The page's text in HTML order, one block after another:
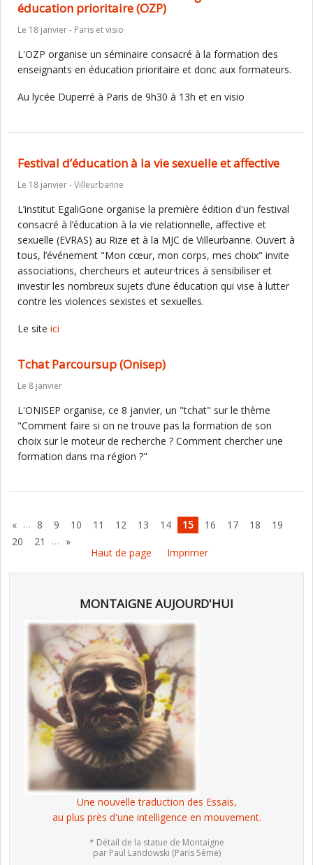
éducation prioritaire (OZP)
Le 18 janvier - Paris et visio
L'OZP organise un séminaire consacré à la formation des
enseignants en éducation prioritaire et donc aux formateurs.
Au lycée Duperré à Paris de 9h30 à 13h et en visio
Festival d’éducation à la vie sexuelle et affective
Le 18 janvier - Villeurbanne
L’institut EgaliGone organise la première édition d'un festival
consacré à l’éducation à la vie relationnelle, affective et
sexuelle (EVRAS) au Rize et à la MJC de Villeurbanne. Ouvert à
tous, l’événement "Mon cœur, mon corps, mes choix" invite
associations, chercheurs et auteur·trices à sensibiliser et
investir les nombreux sujets d’une éducation qui vise à lutter
contre les violences sexistes et sexuelles.
Le site ici
Tchat Parcoursup (Onisep)
Le 8 janvier
L'ONISEP organise, ce 8 janvier, un "tchat" sur le thème
"Comment faire si on ne trouve pas la formation de son
choix sur le moteur de recherche ? Comment chercher une
formation dans ma région ?"
« … 8 9 10 11 12 13 14 15 16 17 18
19
20
21 … »
Haut de page
Imprimer
MONTAIGNE AUJOURD'HUI
Une nouvelle traduction des Essais,
au plus près d'une intelligence en mouvement.
* Détail de la statue de Montaigne
par Paul Landowski (Paris 5ème)